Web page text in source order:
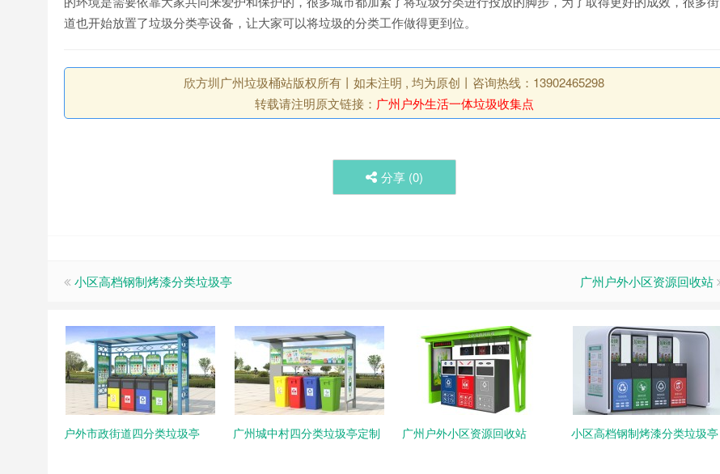
道也开始放置了垃圾分类亭设备，让大家可以将垃圾的分类工作做得更到位。
欣方圳广州垃圾桶站版权所有丨如未注明 , 均为原创丨咨询热线：13902465298
转载请注明原文链接： 广州户外生活一体垃圾收集点
分享 (0)
小区高档钢制烤漆分类垃圾亭 广州户外小区资源回收站
户外市政街道四分类垃圾亭 广州城中村四分类垃圾亭定制 广州户外小区资源回收站 小区高档钢制烤漆分类垃圾亭